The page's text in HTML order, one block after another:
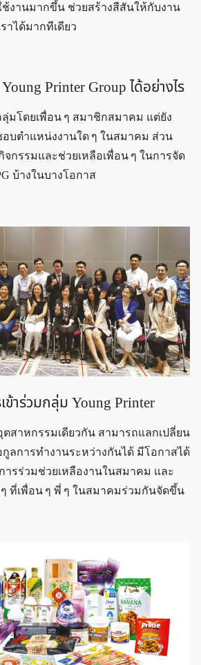
งานมากขึ้น ช่วยสร้างสีสันให้กับงาน
าได้มากทีเดียว
Printer Group ได้อย่างไร
มโดยเพื่อน ๆ สมาชิกสมาคม แต่ยัง
บตำแหน่งงานใด ๆ ในสมาคม ส่วน
จกรรมและช่วยเหลือเพื่อน ๆ ในการจัด
บ้างในบางโอกาส
ข้าร่วมกลุ่ม Young Printer
สาหกรรมเดียวกัน สามารถแลกเปลี่ยน
กูลการทำงานระหว่างกันได้ มีโอกาสได้
ารร่วมช่วยเหลืองานในสมาคม และ
ๆ ที่เพื่อน ๆ พี่ ๆ ในสมาคมร่วมกันจัดขึ้น